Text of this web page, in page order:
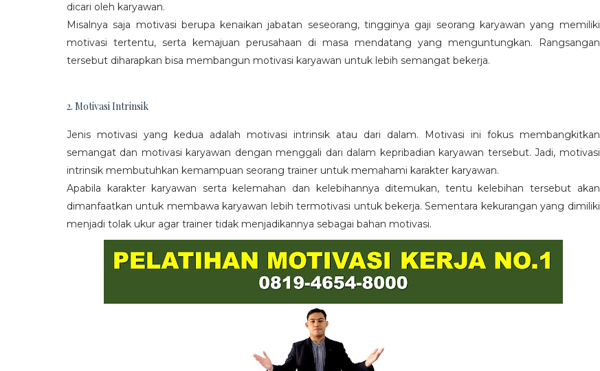
dicari oleh karyawan.
Misalnya saja motivasi berupa kenaikan jabatan seseorang, tingginya gaji seorang karyawan yang memiliki
motivasi tertentu, serta kemajuan perusahaan di masa mendatang yang menguntungkan. Rangsangan
tersebut diharapkan bisa membangun motivasi karyawan untuk lebih semangat bekerja.
2. Motivasi Intrinsik
Jenis motivasi yang kedua adalah motivasi intrinsik atau dari dalam. Motivasi ini fokus membangkitkan
semangat dan motivasi karyawan dengan menggali dari dalam kepribadian karyawan tersebut. Jadi, motivasi
intrinsik membutuhkan kemampuan seorang trainer untuk memahami karakter karyawan.
Apabila karakter karyawan serta kelemahan dan kelebihannya ditemukan, tentu kelebihan tersebut akan
dimanfaatkan untuk membawa karyawan lebih termotivasi untuk bekerja. Sementara kekurangan yang dimiliki
menjadi tolak ukur agar trainer tidak menjadikannya sebagai bahan motivasi.